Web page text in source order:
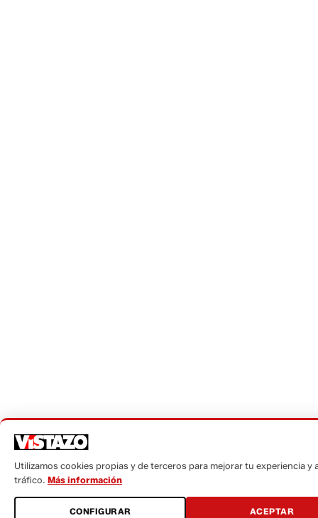
Utilizamos cookies propias y de terceros para mejorar tu experiencia y
tráfico. Más información
CONFIGURAR ACEPTAR